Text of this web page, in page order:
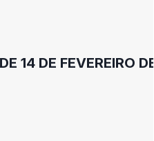
14 DE FEVEREIRO